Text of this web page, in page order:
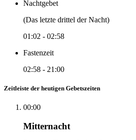
Nachtgebet
(Das letzte drittel der Nacht)
01:02 - 02:58
Fastenzeit
02:58 - 21:00
Zeitleiste der heutigen Gebetszeiten
00:00
Mitternacht